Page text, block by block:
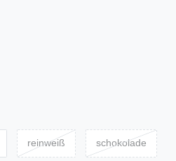
reinweiß schokolade